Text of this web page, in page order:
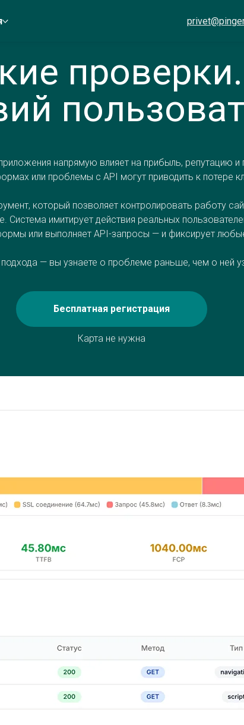
напрямую влияет на прибыль, репутацию
или проблемы с API могут приводить к потере
который позволяет контролировать работу
имитирует действия реальных
или выполняет API-запросы — и фиксирует
— вы узнаете о проблеме раньше, чем о ней
Бесплатная регистрация
Карта не нужна